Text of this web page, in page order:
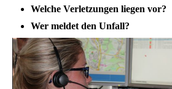
Welche Verletzungen liegen vor?
Wer meldet den Unfall?